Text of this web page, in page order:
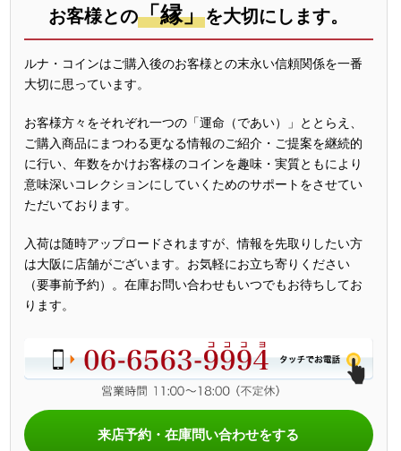
お客様との「縁」を大切にします。
ルナ・コインはご購入後のお客様との末永い信頼関係を一番
大切に思っています。
お客様方々をそれぞれ一つの「運命（であい）」ととらえ、
ご購入商品にまつわる更なる情報のご紹介・ご提案を継続的
に行い、年数をかけお客様のコインを趣味・実質ともにより
意味深いコレクションにしていくためのサポートをさせてい
ただいております。
入荷は随時アップロードされますが、情報を先取りしたい方
は大阪に店舗がございます。お気軽にお立ち寄りください
（要事前予約）。在庫お問い合わせもいつでもお待ちしてお
ります。
来店予約・在庫問い合わせをする